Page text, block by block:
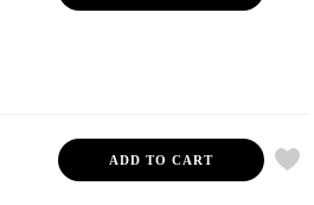
ADD TO CART